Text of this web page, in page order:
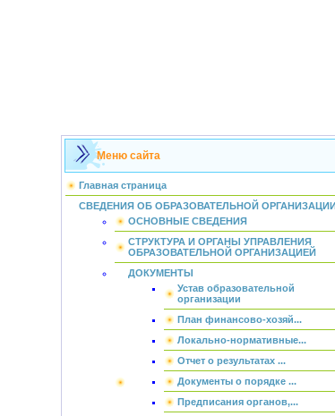
Меню сайта
Главная страница
СВЕДЕНИЯ ОБ ОБРАЗОВАТЕЛЬНОЙ
ОСНОВНЫЕ СВЕДЕНИЯ
СТРУКТУРА И ОРГАНЫ УПРАВЛЕНИЯ
ОБРАЗОВАТЕЛЬНОЙ ОРГАНИЗАЦИЕЙ
ДОКУМЕНТЫ
Устав образовательной
организации
План финансово-хозяй...
Локально-нормативные...
Отчет о результатах ...
Документы о порядке ...
Предписания органов,...